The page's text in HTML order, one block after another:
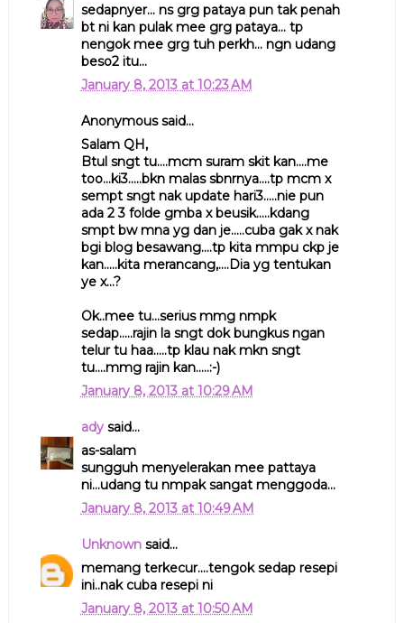
sedapnyer... ns grg pataya pun tak penah
bt ni kan pulak mee grg pataya... tp
nengok mee grg tuh perkh... ngn udang
beso2 itu...
January 8, 2013 at 10:23 AM
Anonymous said...
Salam QH,
Btul sngt tu....mcm suram skit kan....me
too...ki3.....bkn malas sbnrnya....tp mcm x
sempt sngt nak update hari3.....nie pun
ada 2 3 folde gmba x beusik.....kdang
smpt bw mna yg dan je.....cuba gak x nak
bgi blog besawang....tp kita mmpu ckp je
kan.....kita merancang,....Dia yg tentukan
ye x...?
Ok..mee tu...serius mmg nmpk
sedap.....rajin la sngt dok bungkus ngan
telur tu haa.....tp klau nak mkn sngt
tu....mmg rajin kan.....:-)
January 8, 2013 at 10:29 AM
adysaid...
as-salam
sungguh menyelerakan mee pattaya
ni...udang tu nmpak sangat menggoda...
January 8, 2013 at 10:49 AM
Unknownsaid...
memang terkecur....tengok sedap resepi
ini..nak cuba resepi ni
January 8, 2013 at 10:50 AM